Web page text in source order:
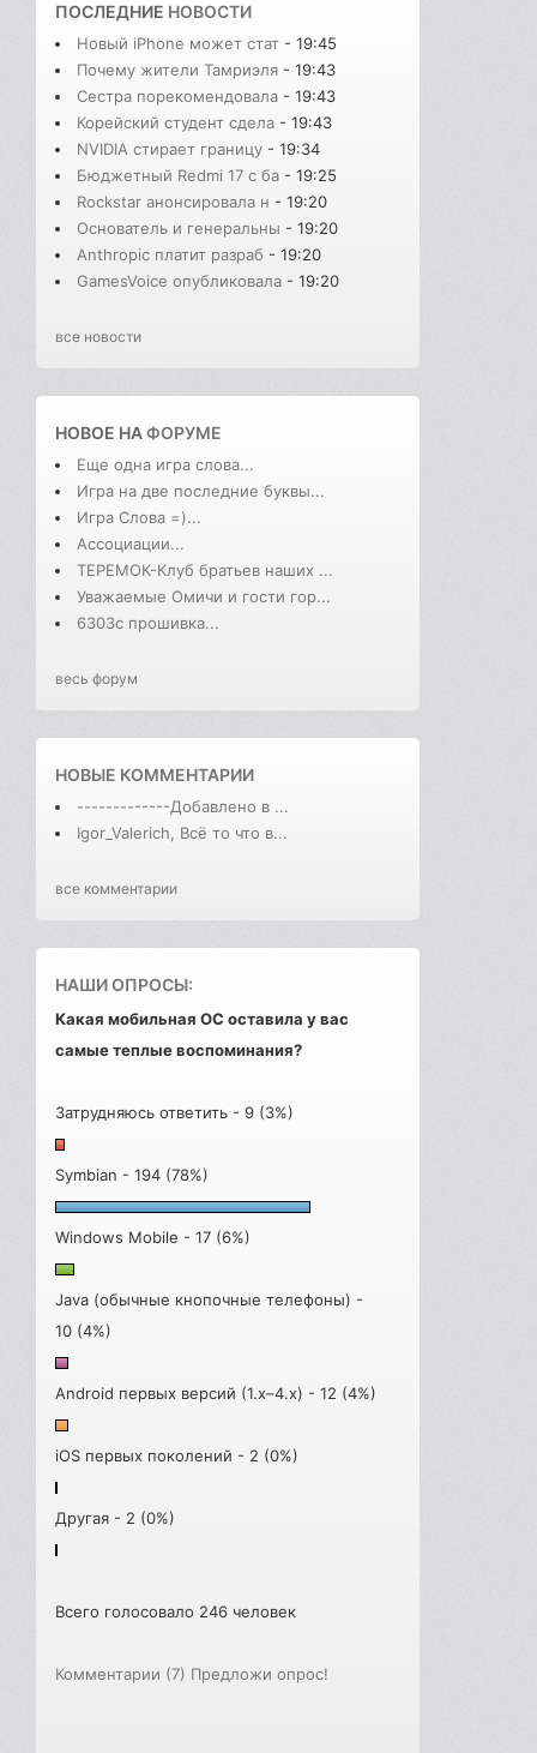
ПОСЛЕДНИЕ НОВОСТИ
Новый iPhone может стат - 19:45
Почему жители Тамриэля - 19:43
Сестра порекомендовала - 19:43
Корейский студент сдела - 19:43
NVIDIA стирает границу - 19:34
Бюджетный Redmi 17 с ба - 19:25
Rockstar анонсировала н - 19:20
Основатель и генеральны - 19:20
Anthropic платит разраб - 19:20
GamesVoice опубликовала - 19:20
все новости
НОВОЕ НАФОРУМЕ
Еще одна игра слова...
Игра на две последние буквы...
Игра Слова =)...
Ассоциации...
ТЕРЕМОК-Клуб братьев наших ...
Уважаемые Омичи и гости гор...
6303с прошивка...
весь форум
НОВЫЕ КОММЕНТАРИИ
-------------Добавлено в ...
Igor_Valerich, Всё то что в...
все комментарии
НАШИ ОПРОСЫ:
Какая мобильная ОС оставила у вас
самые теплые воспоминания?
Затрудняюсь ответить - 9 (3%)
Symbian - 194 (78%)
Windows Mobile - 17 (6%)
Java (обычные кнопочные телефоны) -
10 (4%)
Android первых версий (1.x–4.x) - 12 (4%)
iOS первых поколений - 2 (0%)
Другая - 2 (0%)
Всего голосовало 246 человек
Комментарии (7) Предложи опрос!